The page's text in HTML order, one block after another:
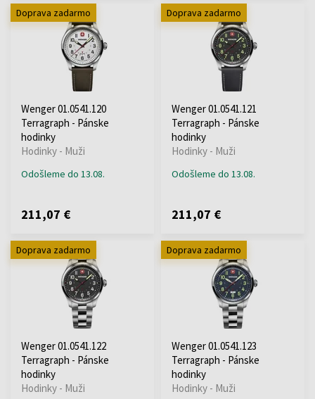
Doprava zadarmo
Wenger 01.0541.120
Terragraph - Pánske
hodinky
Hodinky - Muži
Odošleme do 13.08.
211,07 €
Doprava zadarmo
Wenger 01.0541.121
Terragraph - Pánske
hodinky
Hodinky - Muži
Odošleme do 13.08.
211,07 €
Doprava zadarmo
Wenger 01.0541.122
Terragraph - Pánske
hodinky
Hodinky - Muži
Doprava zadarmo
Wenger 01.0541.123
Terragraph - Pánske
hodinky
Hodinky - Muži